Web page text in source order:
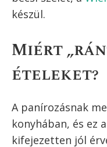
használt két része
részben ízlés
más néven borda
Attól persze nem
vendéglátó